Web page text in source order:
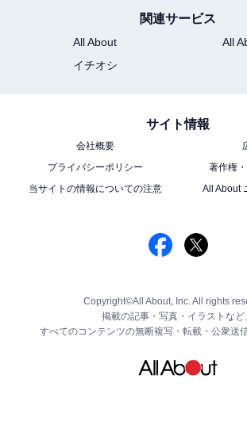
関連サービス
All About
All
イチオシ
サイト情報
会社概要
プライバシーポリシー
著作権
当サイトの情報についての注意
All About
Copyright©All About, Inc. All rights
掲載の記事・写真・イラストなど
すべてのコンテンツの無断複写・転載・公衆送